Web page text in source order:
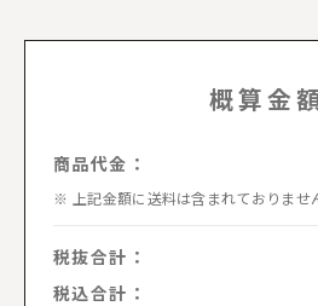
概算金
商品代金：
上記金額に送料は含まれておりませ
税抜合計：
税込合計：